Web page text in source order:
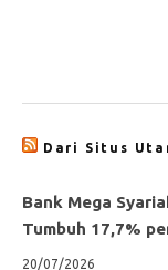
Dari Situs
Bank Mega
Tumbuh 17,7%
20/07/2026